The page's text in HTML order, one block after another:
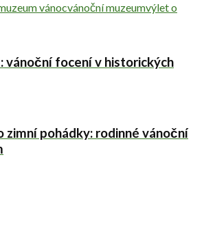
vánocvánoční muzeumvýlet o
vánoční focení v historických
zimní pohádky: rodinné vánoční